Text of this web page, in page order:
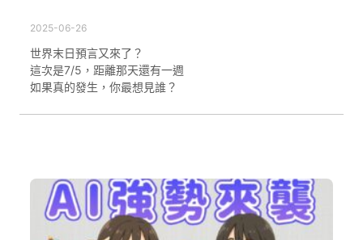
2025-06-26
世界末日預言又來了？
這次是7/5，距離那天還有一週
如果真的發生，你最想見誰？